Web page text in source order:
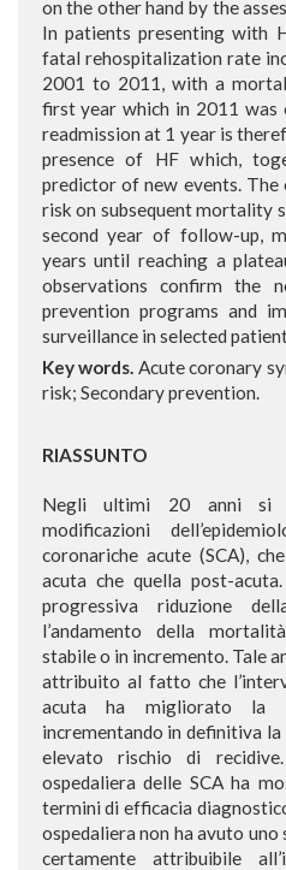
on the other hand by the
In patients presenting with
fatal rehospitalization rate
2001 to 2011, with a
first year which in 2011
readmission at 1 year is
presence of HF which,
predictor of new events.
risk on subsequent mortality
second year of follow-up,
years until reaching a
observations confirm the
prevention programs and
surveillance in selected
Key words. Acute coronary
risk; Secondary prevention.
RIASSUNTO
Negli ultimi 20 anni si
modificazioni
coronariche acute (SCA),
acuta che quella post-
progressiva riduzione
l’andamento della
stabile o in incremento. Tale
attribuito al fatto che
acuta ha migliorato la
incrementando in definitiva
elevato rischio di
ospedaliera delle SCA ha
termini di efficacia
ospedaliera non ha avuto
certamente attribuibile